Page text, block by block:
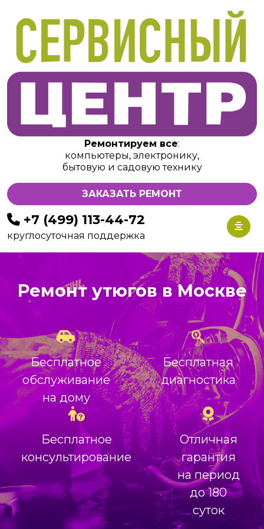
Ремонтируем все:
компьютеры, электронику,
бытовую и садовую технику
ЗАКАЗАТЬ РЕМОНТ
+7 (499) 113-44-72
круглосуточная поддержка
Ремонт утюгов в Москве
Бесплатное
обслуживание
на дому
Бесплатная
диагностика
Бесплатное
консультирование
Отличная
гарантия
на период
до 180
суток